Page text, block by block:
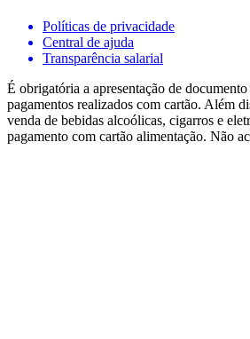
Políticas de privacidade
Central de ajuda
Transparência salarial
É obrigatória a apresentação de
pagamentos realizados com cartão. Além
venda de bebidas alcoólicas, cigarros e
pagamento com cartão alimentação. Não